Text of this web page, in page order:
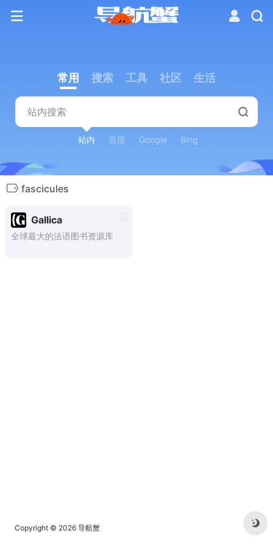
常用 搜索 工具 社区 生活
站内 百度 Google Bing
fascicules
Gallica
全球最大的法语图书资源库
Copyright © 2026 导航蟹